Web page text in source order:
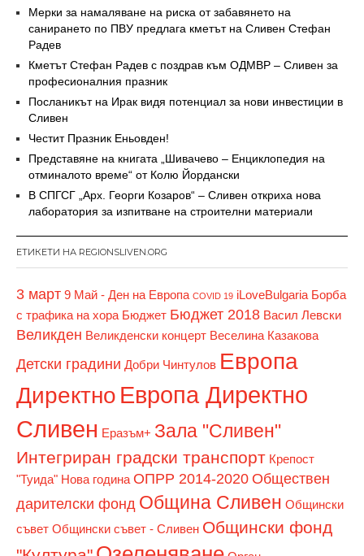
Мерки за намаляване на риска от забавянето на
санирането по ПВУ предлага кметът на Сливен Стефан
Радев
Кметът Стефан Радев с поздрав към ОДМВР – Сливен за
професионалния празник
Посланикът на Ирак видя потенциал за нови инвестиции в
Сливен
Честит Празник Еньовден!
Представяне на книгата „Шивачево – Енциклопедия на
отминалото време“ от Колю Йордански
В СПГСГ „Арх. Георги Козаров“ – Сливен откриха нова
лаборатория за изпитване на строителни материали
ЕТИКЕТИ НА REGIONSLIVEN.ORG
3 март 9 Май - Ден на Европа COVID 19 iLoveBulgaria Борба
с трафика на хора Бюджет Бюджет 2018 Васил Левски
Великден Великденски концерт Веселина Казакова
Детски градини Добри Чинтулов Европа
Директно Европа Директно
Сливен Еразъм+ Зала "Сливен"
Интегриран градски транспорт Крепост
"Туида" Нова година ОПРР 2014-2020 Обществен
дарителски фонд Община Сливен Общински
съвет Общински съвет - Сливен Общински фонд